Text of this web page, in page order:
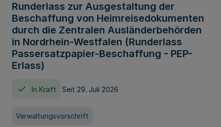
Runderlass zur Ausgestaltung der
Beschaffung von Heimreisedokumenten
durch die Zentralen Ausländerbehörden
in Nordrhein-Westfalen (Runderlass
Passersatzpapier-Beschaffung - PEP-
Erlass)
In Kraft Seit 29. Juli 2026
Verwaltungsvorschrift